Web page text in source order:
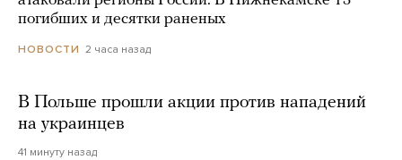
погибших и десятки раненых
НОВОСТИ 2 часа назад
В Польше прошли акции против нападений
на украинцев
41 минуту назад